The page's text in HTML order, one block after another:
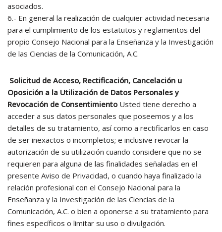
asociados.
6.- En general la realización de cualquier actividad necesaria
para el cumplimiento de los estatutos y reglamentos del
propio Consejo Nacional para la Enseñanza y la Investigación
de las Ciencias de la Comunicación, A.C.
Solicitud de Acceso, Rectificación, Cancelación u
Oposición a la Utilización de Datos Personales y
Revocación de ConsentimientoUsted tiene derecho a
acceder a sus datos personales que poseemos y a los
detalles de su tratamiento, así como a rectificarlos en caso
de ser inexactos o incompletos; e inclusive revocar la
autorización de su utilización cuando considere que no se
requieren para alguna de las finalidades señaladas en el
presente Aviso de Privacidad, o cuando haya finalizado la
relación profesional con el Consejo Nacional para la
Enseñanza y la Investigación de las Ciencias de la
Comunicación, A.C. o bien a oponerse a su tratamiento para
fines específicos o limitar su uso o divulgación.